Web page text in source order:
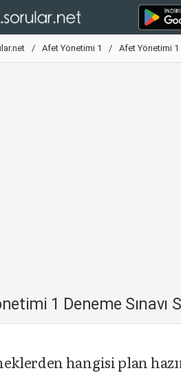
Afet Yönetimi 1 Afet Yönetimi 1
1 Deneme Sınavı
hangisi plan